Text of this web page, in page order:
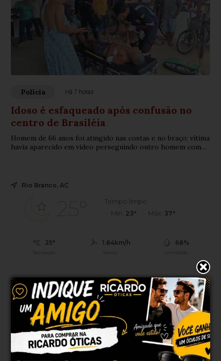
Polícia Há 7 horas
Idoso é esfaqueado após confusão no
centro de Brasiléia
Homem de 66 anos foi atingido nas costas e no braço; vítima
havia aparecido em vídeo perseguindo outro homem com
Rio Branco, AC
25°
Tempo limpo
Mín. 23° Máx. 37°
25°
Sensação
1.84km/h
Vento
68%
Umidade
0%(0mm)
Chance de chuva
07h45
Nascer do sol
07h28
Pôr do sol
SÁB
38°
23°
DOM
38°
SEG
38°
TER
32°
QUA
35°
23°